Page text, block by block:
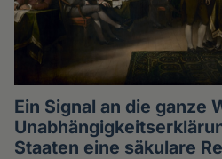
Ein Signal an die ganze
Staaten eine säkulare